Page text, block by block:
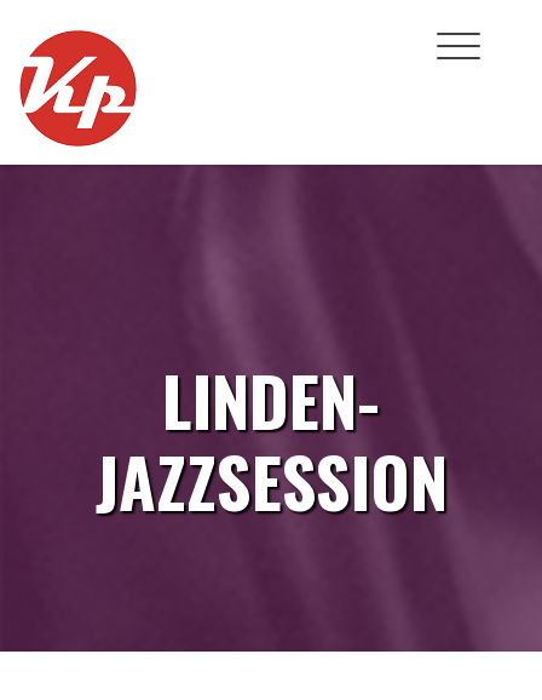
content
LINDEN-
JAZZSESSION